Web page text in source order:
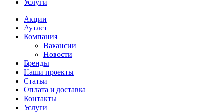
Услуги
Акции
Аутлет
Компания
Вакансии
Новости
Бренды
Наши проекты
Статьи
Оплата и доставка
Контакты
Услуги